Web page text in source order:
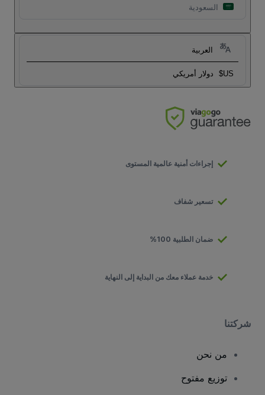
السعودية
العربية
US$ دولار أمريكي
إجراءات أمنية عالمية المستوى
تسعير شفاف
ضمان الطلبية 100%
خدمة عملاء معك من البداية إلى النهاية
شركتنا
من نحن
توزيع مفتوح